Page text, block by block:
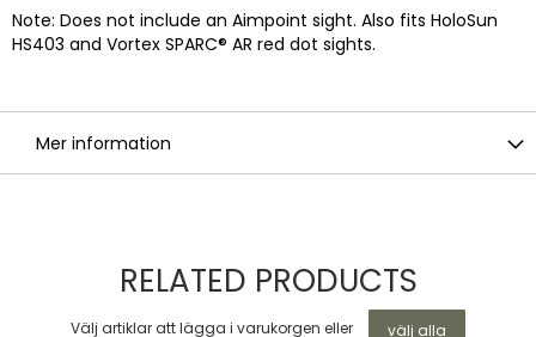
Note: Does not include an Aimpoint sight. Also fits HoloSun
HS403 and Vortex SPARC® AR red dot sights.
Mer information
RELATED PRODUCTS
Välj artiklar att lägga i varukorgen eller välj alla